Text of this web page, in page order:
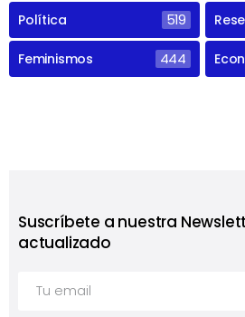
Política 519
Feminismos 444
Suscríbete a nuestra
actualizado